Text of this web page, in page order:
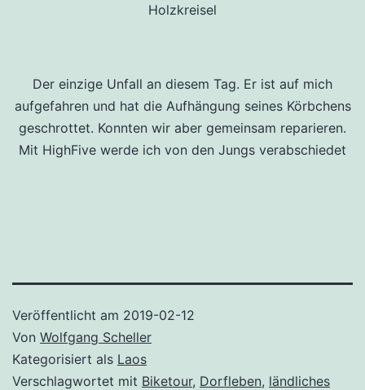
Holzkreisel
Der einzige Unfall an diesem Tag. Er ist auf mich
aufgefahren und hat die Aufhängung seines Körbchens
geschrottet. Konnten wir aber gemeinsam reparieren.
Mit HighFive werde ich von den Jungs verabschiedet
Veröffentlicht am 2019-02-12
Von Wolfgang Scheller
Kategorisiert als Laos
Verschlagwortet mit Biketour, Dorfleben, ländliches